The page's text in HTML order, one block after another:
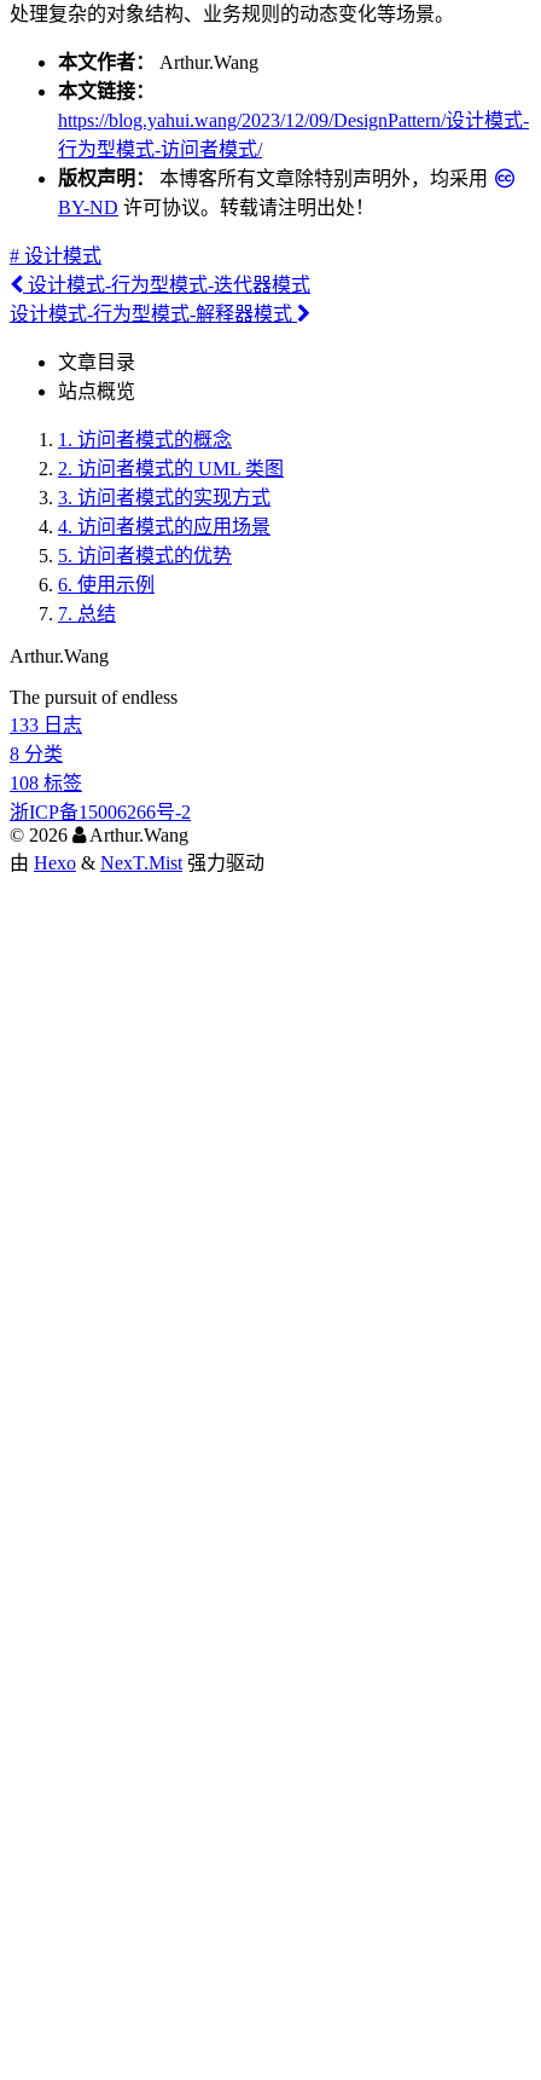
处理复杂的对象结构、业务规则的动态变化等场景。
本文作者： Arthur.Wang
本文链接：
https://blog.yahui.wang/2023/12/09/DesignPattern/设计模式-
行为型模式-访问者模式/
版权声明： 本博客所有文章除特别声明外，均采用
BY-ND 许可协议。转载请注明出处！
# 设计模式
设计模式-行为型模式-迭代器模式
设计模式-行为型模式-解释器模式
文章目录
站点概览
1. 访问者模式的概念
2. 访问者模式的 UML 类图
3. 访问者模式的实现方式
4. 访问者模式的应用场景
5. 访问者模式的优势
6. 使用示例
7. 总结
Arthur.Wang
The pursuit of endless
133 日志
8 分类
108 标签
浙ICP备15006266号-2
© 2026
Arthur.Wang
由 Hexo & NexT.Mist 强力驱动